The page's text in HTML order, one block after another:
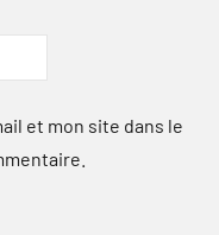
et mon site dans le